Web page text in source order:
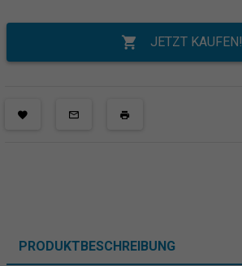
JETZT KAUFEN!
PRODUKTBESCHREIBUNG